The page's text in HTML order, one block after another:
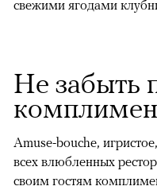
свежими ягодами
Не забыть
Amuse-bouche,
всех влюбленных
своим гостям